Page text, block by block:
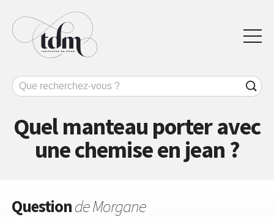
Quel manteau porter avec
une chemise en jean ?
Questionde Morgane